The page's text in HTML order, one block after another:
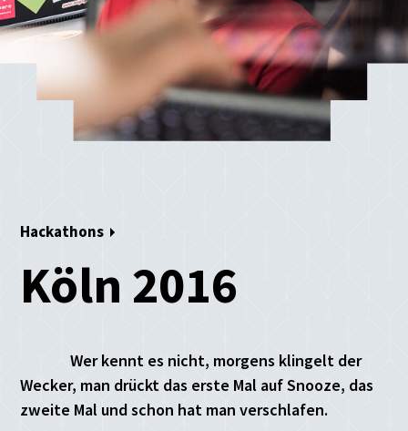
Hackathons
Köln 2016
Wer kennt es nicht, morgens klingelt der
Wecker, man drückt das erste Mal auf Snooze, das
zweite Mal und schon hat man verschlafen.